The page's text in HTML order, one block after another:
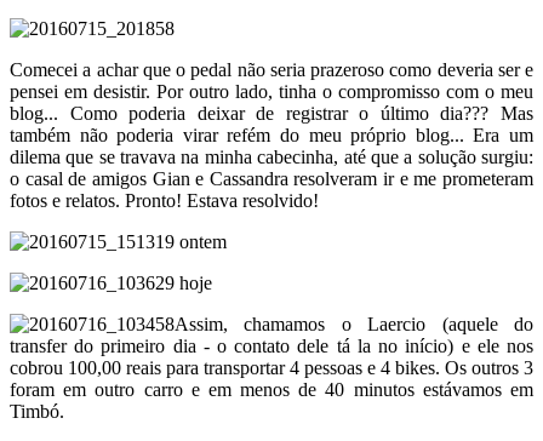
Comecei a achar que o pedal não seria prazeroso como deveria ser e
pensei em desistir. Por outro lado, tinha o compromisso com o meu
blog... Como poderia deixar de registrar o último dia??? Mas
também não poderia virar refém do meu próprio blog... Era um
dilema que se travava na minha cabecinha, até que a solução surgiu:
o casal de amigos Gian e Cassandra resolveram ir e me prometeram
fotos e relatos. Pronto! Estava resolvido!
ontem
hoje
Assim, chamamos o Laercio (aquele do
transfer do primeiro dia - o contato dele tá la no início) e ele nos
cobrou 100,00 reais para transportar 4 pessoas e 4 bikes. Os outros 3
foram em outro carro e em menos de 40 minutos estávamos em
Timbó.